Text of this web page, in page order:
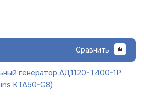
Сравнить
генератор АД1120-Т400-1Р
KTA50-G8)